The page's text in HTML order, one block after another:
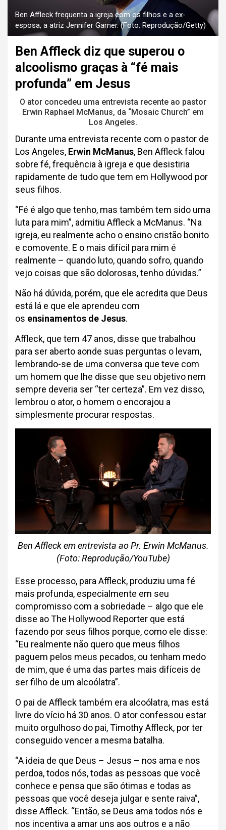
Ben Affleck frequenta a igreja com os filhos e a ex-
esposa, a atriz Jennifer Garner. (Foto: Reprodução/Getty)
Ben Affleck diz que superou o
alcoolismo graças à “fé mais
profunda” em Jesus
O ator concedeu uma entrevista recente ao pastor
Erwin Raphael McManus, da “Mosaic Church” em
Los Angeles.
Durante uma entrevista recente com o pastor de
Los Angeles, Erwin McManus, Ben Affleck falou
sobre fé, frequência à igreja e que desistiria
rapidamente de tudo que tem em Hollywood por
seus filhos.
“Fé é algo que tenho, mas também tem sido uma
luta para mim”, admitiu Affleck a McManus. “Na
igreja, eu realmente acho o ensino cristão bonito
e comovente. E o mais difícil para mim é
realmente – quando luto, quando sofro, quando
vejo coisas que são dolorosas, tenho dúvidas.”
Não há dúvida, porém, que ele acredita que Deus
está lá e que ele aprendeu com
os ensinamentos de Jesus.
Affleck, que tem 47 anos, disse que trabalhou
para ser aberto aonde suas perguntas o levam,
lembrando-se de uma conversa que teve com
um homem que lhe disse que seu objetivo nem
sempre deveria ser “ter certeza”. Em vez disso,
lembrou o ator, o homem o encorajou a
simplesmente procurar respostas.
Ben Affleck em entrevista ao Pr. Erwin McManus.
(Foto: Reprodução/YouTube)
Esse processo, para Affleck, produziu uma fé
mais profunda, especialmente em seu
compromisso com a sobriedade – algo que ele
disse ao The Hollywood Reporter que está
fazendo por seus filhos porque, como ele disse:
“Eu realmente não quero que meus filhos
paguem pelos meus pecados, ou tenham medo
de mim, que é uma das partes mais difíceis de
ser filho de um alcoólatra”.
O pai de Affleck também era alcoólatra, mas está
livre do vício há 30 anos. O ator confessou estar
muito orgulhoso do pai, Timothy Affleck, por ter
conseguido vencer a mesma batalha.
“A ideia de que Deus – Jesus – nos ama e nos
perdoa, todos nós, todas as pessoas que você
conhece e pensa que são ótimas e todas as
pessoas que você deseja julgar e sente raiva”,
disse Affleck. “Então, se Deus ama todos nós e
nos incentiva a amar uns aos outros e a não